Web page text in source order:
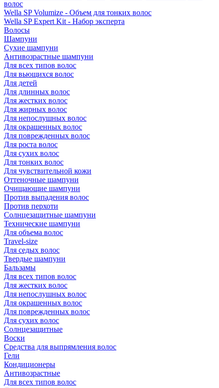
волос
Wella SP Volumize - Объем для тонких волос
Wella SP Expert Kit - Набор эксперта
Волосы
Шампуни
Сухие шампуни
Антивозрастные шампуни
Для всех типов волос
Для вьющихся волос
Для детей
Для длинных волос
Для жестких волос
Для жирных волос
Для непослушных волос
Для окрашенных волос
Для поврежденных волос
Для роста волос
Для сухих волос
Для тонких волос
Для чувствительной кожи
Оттеночные шампуни
Очищающие шампуни
Против выпадения волос
Против перхоти
Солнцезащитные шампуни
Технические шампуни
Для объема волос
Travel-size
Для седых волос
Твердые шампуни
Бальзамы
Для всех типов волос
Для жестких волос
Для непослушных волос
Для окрашенных волос
Для поврежденных волос
Для сухих волос
Солнцезащитные
Воски
Средства для выпрямления волос
Гели
Кондиционеры
Антивозрастные
Для всех типов волос